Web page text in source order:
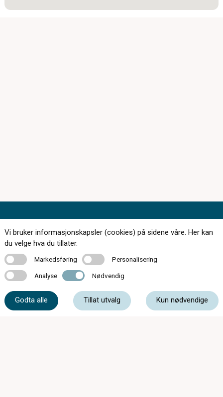
168 butikker over hele landet
Bestill synstest
Finn butikk
Tips og råd
Vi bruker informasjonskapsler (cookies) på sidene våre. Her kan
du velge hva du tillater.
MarkedsføringMarkedsføring PersonaliseringPersonalisering
Analyse Analyse Nødvendig Nødvendig
Godta alle Tillat utvalg Kun nødvendige